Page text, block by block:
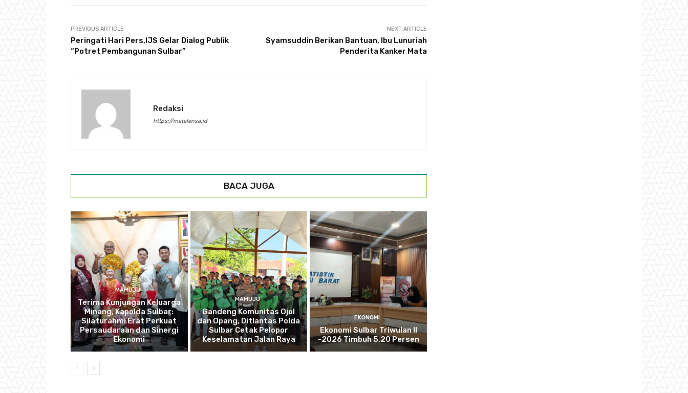
PREVIOUS ARTICLE
Peringati Hari Pers,IJS Gelar Dialog Publik
“Potret Pembangunan Sulbar”
NEXT ARTICLE
Syamsuddin Berikan Bantuan, Ibu Lunuriah
Penderita Kanker Mata
Redaksi
https://matalensa.id
BACA JUGA
MAMUJU
Terima Kunjungan Keluarga
Minang, Kapolda Sulbar:
Silaturahmi Erat Perkuat
Persaudaraan dan Sinergi
Ekonomi
MAMUJU
Gandeng Komunitas Ojol
dan Opang, Ditlantas Polda
Sulbar Cetak Pelopor
Keselamatan Jalan Raya
EKONOMI
Ekonomi Sulbar Triwulan II
-2026 Timbuh 5,20 Persen